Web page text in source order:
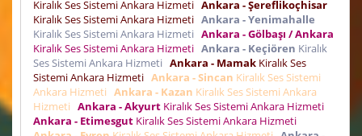
Kiralık Ses Sistemi Ankara Hizmeti Ankara - Şereflikoçhisar
Kiralık Ses Sistemi Ankara Hizmeti Ankara - Yenimahalle
Kiralık Ses Sistemi Ankara Hizmeti Ankara - Gölbaşı / Ankara
Kiralık Ses Sistemi Ankara Hizmeti Ankara - Keçiören Kiralık
Ses Sistemi Ankara Hizmeti Ankara - Mamak Kiralık Ses
Sistemi Ankara Hizmeti Ankara - Sincan Kiralık Ses Sistemi
Ankara Hizmeti Ankara - Kazan Kiralık Ses Sistemi Ankara
Hizmeti Ankara - Akyurt Kiralık Ses Sistemi Ankara Hizmeti
Ankara - Etimesgut Kiralık Ses Sistemi Ankara Hizmeti